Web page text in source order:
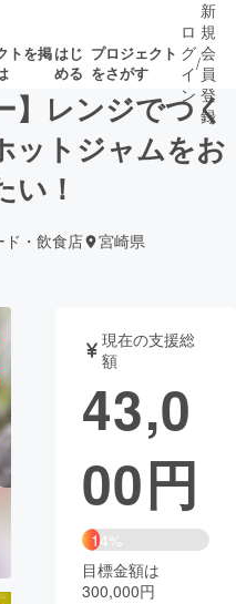
トを掲はじ
める
プロジェクト
をさがす
募集終了が近いプ
ト
書籍・雑誌
チャレンジ
ロ
グ
イ
ン
/
新
規
会
員
登
録
】レンジでつく
ットジャムをお
い！
ド・飲食店 宮崎県
現在の支援総
額
43,0
00円
14%
目標金額は
300,000円